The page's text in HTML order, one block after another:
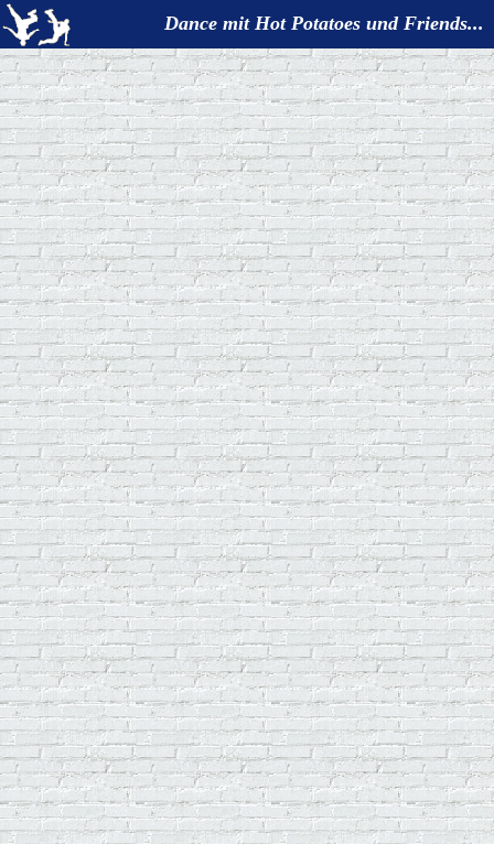
Dance mit Hot Potatoes und Friends...